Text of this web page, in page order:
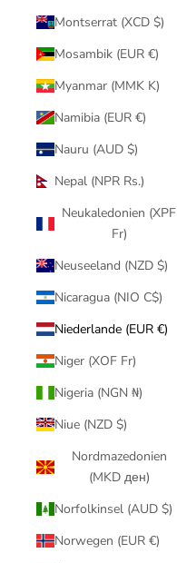
Montserrat (XCD $)
Mosambik (EUR €)
Myanmar (MMK K)
Namibia (EUR €)
Nauru (AUD $)
Nepal (NPR Rs.)
Neukaledonien (XPF
Fr)
Neuseeland (NZD $)
Nicaragua (NIO C$)
Niederlande (EUR €)
Niger (XOF Fr)
Nigeria (NGN ₦)
Niue (NZD $)
Nordmazedonien
(MKD ден)
Norfolkinsel (AUD $)
Norwegen (EUR €)